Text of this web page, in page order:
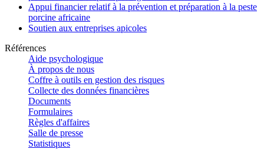
Appui financier relatif à la prévention et préparation à la peste
porcine africaine
Soutien aux entreprises apicoles
Références
Aide psychologique
À propos de nous
Coffre à outils en gestion des risques
Collecte des données financières
Documents
Formulaires
Règles d'affaires
Salle de presse
Statistiques